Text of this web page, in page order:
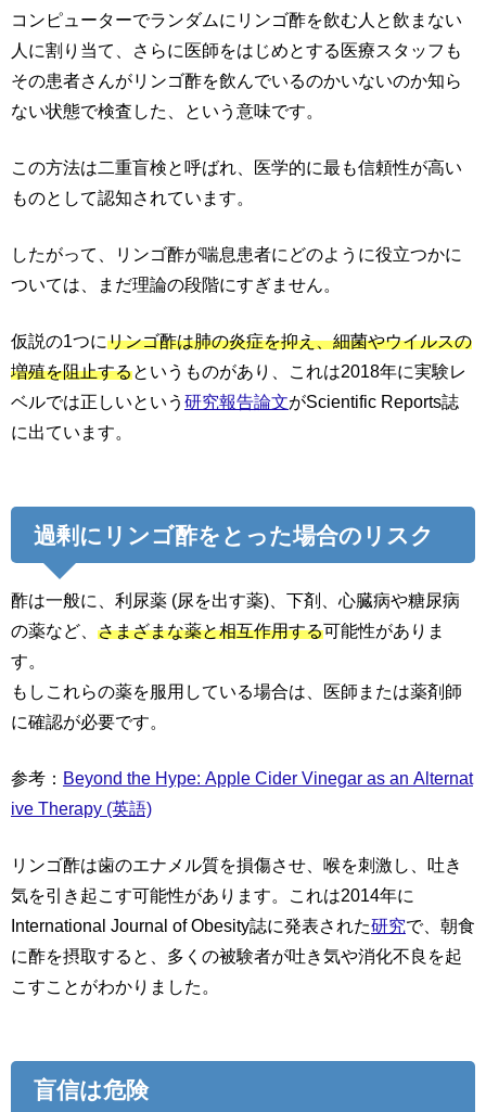
コンピューターでランダムにリンゴ酢を飲む人と飲まない
人に割り当て、さらに医師をはじめとする医療スタッフも
その患者さんがリンゴ酢を飲んでいるのかいないのか知ら
ない状態で検査した、という意味です。
この方法は二重盲検と呼ばれ、医学的に最も信頼性が高い
ものとして認知されています。
したがって、リンゴ酢が喘息患者にどのように役立つかに
ついては、まだ理論の段階にすぎません。
仮説の1つにリンゴ酢は肺の炎症を抑え、細菌やウイルスの
増殖を阻止するというものがあり、これは2018年に実験レ
ベルでは正しいという 研究報告論文がScientific Reports誌
に出ています。
過剰にリンゴ酢をとった場合のリスク
酢は一般に、利尿薬 (尿を出す薬)、下剤、心臓病や糖尿病
の薬など、 さまざまな薬と相互作用する可能性がありま
す。
もしこれらの薬を服用している場合は、医師または薬剤師
に確認が必要です。
参考： Beyond the Hype: Apple Cider Vinegar as an Alternat
ive Therapy (英語)
リンゴ酢は歯のエナメル質を損傷させ、喉を刺激し、吐き
気を引き起こす可能性があります。これは2014年に
International Journal of Obesity誌に発表された研究で、朝食
に酢を摂取すると、多くの被験者が吐き気や消化不良を起
こすことがわかりました。
盲信は危険